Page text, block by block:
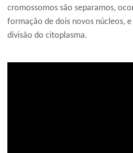
cromossomos são separamos,
formação de dois novos núcleos,
divisão do citoplasma.